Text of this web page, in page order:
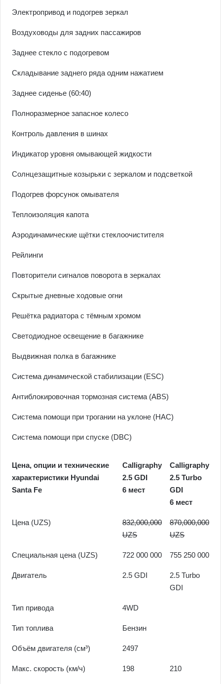
Электропривод и подогрев зеркал
Воздуховоды для задних пассажиров
Заднее стекло с подогревом
Складывание заднего ряда одним нажатием
Заднее сиденье (60:40)
Полноразмерное запасное колесо
Контроль давления в шинах
Индикатор уровня омывающей жидкости
Солнцезащитные козырьки с зеркалом и подсветкой
Подогрев форсунок омывателя
Теплоизоляция капота
Аэродинамические щётки стеклоочистителя
Рейлинги
Повторители сигналов поворота в зеркалах
Скрытые дневные ходовые огни
Решётка радиатора с тёмным хромом
Светодиодное освещение в багажнике
Выдвижная полка в багажнике
Cистема динамической стабилизации (ESC)
Антиблокировочная тормозная система (ABS)
Система помощи при трогании на уклоне (HAC)
Система помощи при спуске (DBC)
Цена, опции и технические
характеристики Hyundai
Santa Fe
Calligraphy
2.5 GDI
6 мест
Calligraphy
2.5 Turbo
GDI
6 мест
Цена (UZS)
832,000,000
UZS
870,000,000
UZS
Специальная цена (UZS) 722 000 000 755 250 000
Двигатель 2.5 GDI
2.5 Turbo
GDI
Тип привода 4WD
Тип топлива Бензин
Объём двигателя (см³) 2497
Макс. скорость (км/ч) 198 210